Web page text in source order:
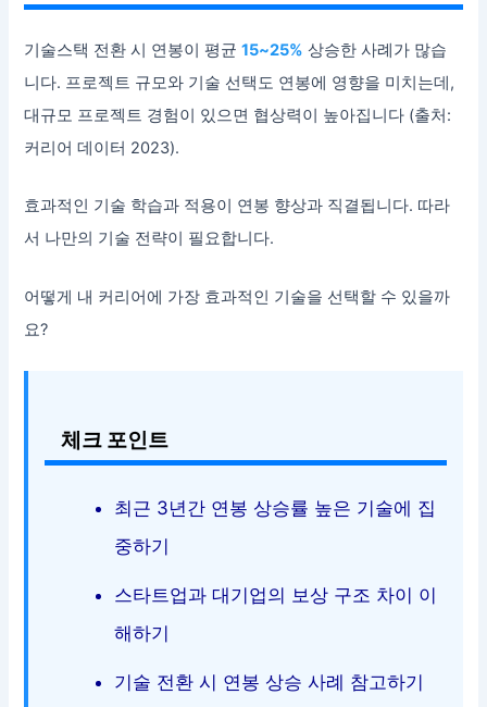
기술스택 전환 시 연봉이 평균15~25% 상승한 사례가 많습
니다. 프로젝트 규모와 기술 선택도 연봉에 영향을 미치는데,
대규모 프로젝트 경험이 있으면 협상력이 높아집니다 (출처:
커리어 데이터 2023).
효과적인 기술 학습과 적용이 연봉 향상과 직결됩니다. 따라
서 나만의 기술 전략이 필요합니다.
어떻게 내 커리어에 가장 효과적인 기술을 선택할 수 있을까
요?
체크 포인트
최근 3년간 연봉 상승률 높은 기술에 집
중하기
스타트업과 대기업의 보상 구조 차이 이
해하기
기술 전환 시 연봉 상승 사례 참고하기